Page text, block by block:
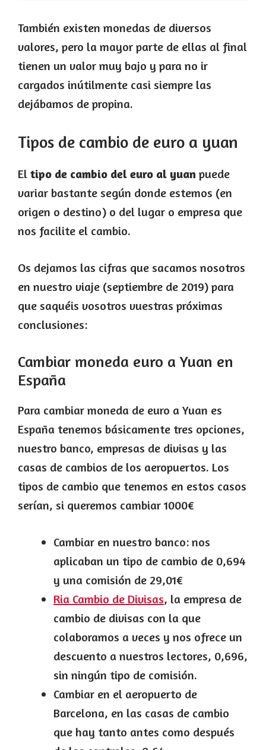
También existen monedas de diversos
valores, pero la mayor parte de ellas al final
tienen un valor muy bajo y para no ir
cargados inútilmente casi siempre las
dejábamos de propina.
Tipos de cambio de euro a yuan
El tipo de cambio del euro al yuan puede
variar bastante según donde estemos (en
origen o destino) o del lugar o empresa que
nos facilite el cambio.
Os dejamos las cifras que sacamos nosotros
en nuestro viaje (septiembre de 2019) para
que saquéis vosotros vuestras próximas
conclusiones:
Cambiar moneda euro a Yuan en
España
Para cambiar moneda de euro a Yuan es
España tenemos básicamente tres opciones,
nuestro banco, empresas de divisas y las
casas de cambios de los aeropuertos. Los
tipos de cambio que tenemos en estos casos
serían, si queremos cambiar 1000€
Cambiar en nuestro banco: nos
aplicaban un tipo de cambio de 0,694
y una comisión de 29,01€
Ria Cambio de Divisas, la empresa de
cambio de divisas con la que
colaboramos a veces y nos ofrece un
descuento a nuestros lectores, 0,696,
sin ningún tipo de comisión.
Cambiar en el aeropuerto de
Barcelona, en las casas de cambio
que hay tanto antes como después